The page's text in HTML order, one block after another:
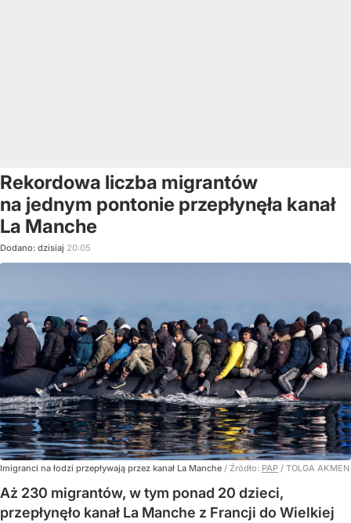
Rekordowa liczba migrantów
na jednym pontonie przepłynęła kanał
La Manche
Dodano: dzisiaj 20:05
Imigranci na łodzi przepływają przez kanał La Manche / Źródło: PAP / TOLGA AKMEN
Aż 230 migrantów, w tym ponad 20 dzieci,
przepłynęło kanał La Manche z Francji do Wielkiej